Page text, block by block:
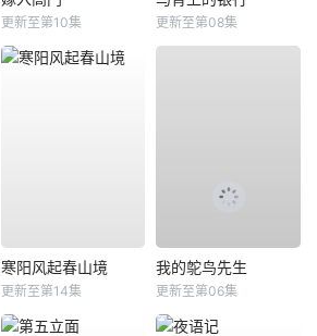
更新至第10集 更新至第08集
寒阳风起春山境
更新至第14集
我的鸵鸟先生
更新至第06集